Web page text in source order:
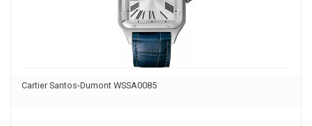
Cartier Santos-Dumont WSSA0085